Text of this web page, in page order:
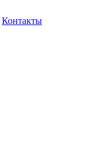
Контакты